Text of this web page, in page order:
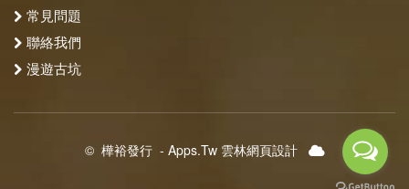
常見問題
聯絡我們
漫遊古坑
© 樺裕發行- Apps.Tw 雲林網頁設計